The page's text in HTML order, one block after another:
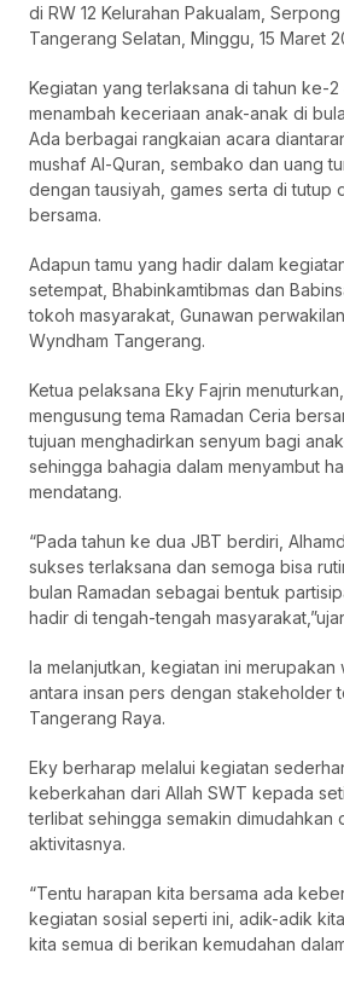
di RW 12 Kelurahan Pakualam,
Tangerang Selatan, Minggu, 15 Maret
Kegiatan yang terlaksana di tahun ke-
menambah keceriaan anak-anak di
Ada berbagai rangkaian acara
mushaf Al-Quran, sembako dan uang
dengan tausiyah, games serta di tutup
bersama.
Adapun tamu yang hadir dalam
setempat, Bhabinkamtibmas dan
tokoh masyarakat, Gunawan
Wyndham Tangerang.
Ketua pelaksana Eky Fajrin
mengusung tema Ramadan Ceria
tujuan menghadirkan senyum bagi
sehingga bahagia dalam menyambut
mendatang.
“Pada tahun ke dua JBT berdiri,
sukses terlaksana dan semoga bisa
bulan Ramadan sebagai bentuk
hadir di tengah-tengah
Ia melanjutkan, kegiatan ini merupakan
antara insan pers dengan stakeholder
Tangerang Raya.
Eky berharap melalui kegiatan
keberkahan dari Allah SWT kepada
terlibat sehingga semakin dimudahkan
aktivitasnya.
“Tentu harapan kita bersama ada
kegiatan sosial seperti ini, adik-adik
kita semua di berikan kemudahan